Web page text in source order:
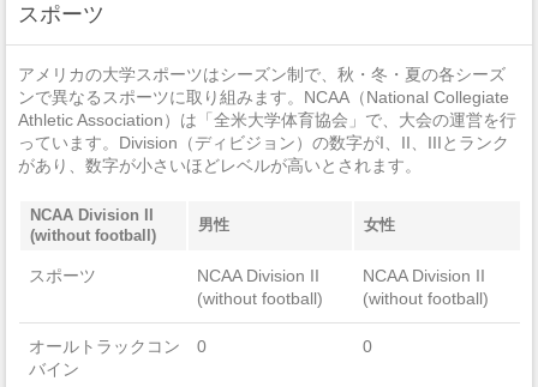
Architecture And Related Services
Mathematics And Statistics
Physical Sciences
Transportation And Materials Moving
Natural Resources And Conservation
非強制性犯罪
法定強姦 0
強盗
加重暴行
1
放火
スポーツ
アメリカの大学スポーツはシーズン制で、秋・冬・夏の各シーズ
ンで異なるスポーツに取り組みます。NCAA（National Collegiate
Athletic Association）は「全米大学体育協会」で、大会の運営を行
っています。Division（ディビジョン）の数字がI、II、IIIとランク
があり、数字が小さいほどレベルが高いとされます。
NCAA Division II
(without football)
男性 女性
スポーツ
NCAA Division II
(without football)
NCAA Division II
(without football)
オールトラックコン
バイン
0 0